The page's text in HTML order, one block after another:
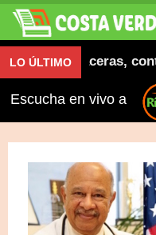
LO ÚLTIMOaceras,
Escucha en vivo a